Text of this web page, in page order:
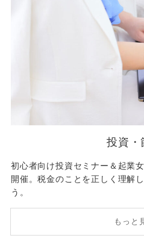
投資・
初心者向け投資セミナー＆起業
開催。税金のことを正しく理解
う。
もっと